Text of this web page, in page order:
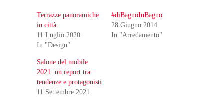
Terrazze panoramiche
in città
11 Luglio 2020
In "Design"
#diBagnoInBagno
28 Giugno 2014
In "Arredamento"
Salone del mobile
2021: un report tra
tendenze e protagonisti
11 Settembre 2021